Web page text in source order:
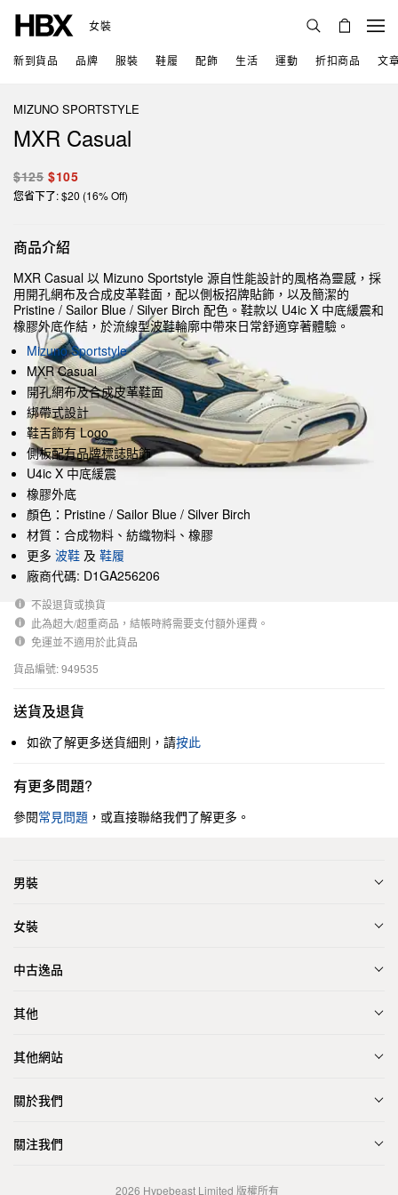
女裝
新到貨品 品牌 服裝 鞋履 配飾 生活 運動 折扣商品 文
MIZUNO SPORTSTYLE
MXR Casual
$125 $105
您省下了: $20 (16% Off)
商品介紹
MXR Casual 以 Mizuno Sportstyle 源自性能設計的風格為靈感，採
用開孔網布及合成皮革鞋面，配以側板招牌貼飾，以及簡潔的
Pristine / Sailor Blue / Silver Birch 配色。鞋款以 U4ic X 中底緩震和
橡膠外底作結，於流線型波鞋輪廓中帶來日常舒適穿著體驗。
Mizuno Sportstyle
MXR Casual
開孔網布及合成皮革鞋面
綁帶式設計
鞋舌飾有 Logo
側板配有品牌標誌貼飾
U4ic X 中底緩震
橡膠外底
顏色：Pristine / Sailor Blue / Silver Birch
材質：合成物料、紡織物料、橡膠
更多 波鞋 及 鞋履
廠商代碼: D1GA256206
不設退貨或換貨
此為超大/超重商品，結帳時將需要支付額外運費。
免運並不適用於此貨品
貨品編號: 949535
送貨及退貨
如欲了解更多送貨細則，請按此
有更多問題?
參閱常見問題 ，或直接聯絡我們了解更多。
男裝
女裝
中古逸品
其他
其他網站
關於我們
關注我們
2026 Hypebeast Limited 版權所有